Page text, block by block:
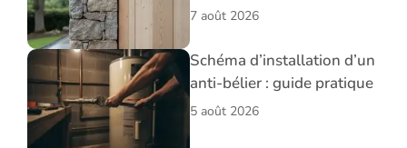
7 août 2026
Schéma d’installation d’un
anti-bélier : guide pratique
5 août 2026